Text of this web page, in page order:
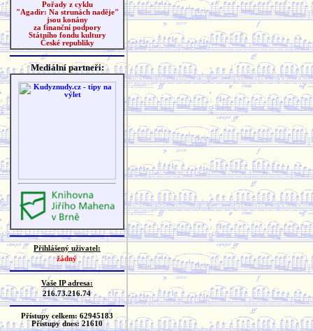
Pořady z cyklu
"Agadir: Na strunách naděje"
jsou konány
za finanční podpory
Státního fondu kultury
České republiky
Mediální partneři:
Přihlášený uživatel:
žádný
Vaše IP adresa:
216.73.216.74
Přístupy celkem: 62945183
Přístupy dnes: 21610